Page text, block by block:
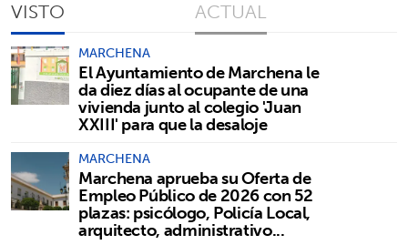
VISTO ACTUAL
MARCHENA
El Ayuntamiento de Marchena le
da diez días al ocupante de una
vivienda junto al colegio 'Juan
XXIII' para que la desaloje
MARCHENA
Marchena aprueba su Oferta de
Empleo Público de 2026 con 52
plazas: psicólogo, Policía Local,
arquitecto, administrativo...